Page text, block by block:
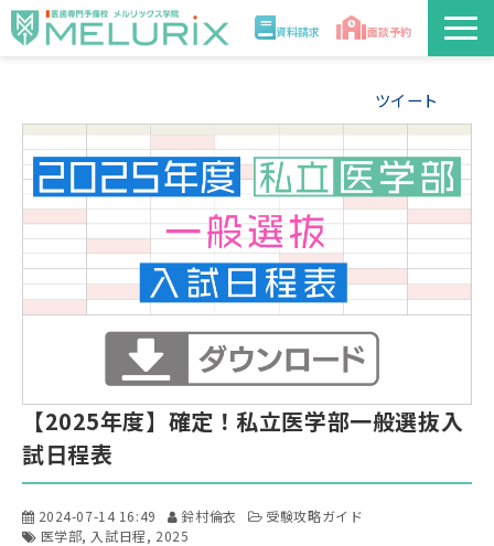
資料請求 面談予約
校舎情報
入学案内
合格実績・合格体験記
医学部解答速報2026
ツイート
【2025年度】確定！私立医学部一般選抜入
試日程表
2024-07-14 16:49 鈴村倫衣
受験攻略ガイド
医学部 入試日程 2025